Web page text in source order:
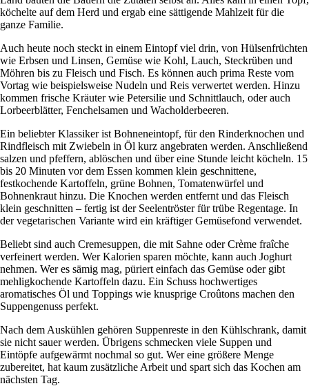
köchelte auf dem Herd und ergab eine sättigende Mahlzeit für die
ganze Familie.
Auch heute noch steckt in einem Eintopf viel drin, von Hülsenfrüchten
wie Erbsen und Linsen, Gemüse wie Kohl, Lauch, Steckrüben und
Möhren bis zu Fleisch und Fisch. Es können auch prima Reste vom
Vortag wie beispielsweise Nudeln und Reis verwertet werden. Hinzu
kommen frische Kräuter wie Petersilie und Schnittlauch, oder auch
Lorbeerblätter, Fenchelsamen und Wacholderbeeren.
Ein beliebter Klassiker ist Bohneneintopf, für den Rinderknochen und
Rindfleisch mit Zwiebeln in Öl kurz angebraten werden. Anschließend
salzen und pfeffern, ablöschen und über eine Stunde leicht köcheln. 15
bis 20 Minuten vor dem Essen kommen klein geschnittene,
festkochende Kartoffeln, grüne Bohnen, Tomatenwürfel und
Bohnenkraut hinzu. Die Knochen werden entfernt und das Fleisch
klein geschnitten – fertig ist der Seelentröster für trübe Regentage. In
der vegetarischen Variante wird ein kräftiger Gemüsefond verwendet.
Beliebt sind auch Cremesuppen, die mit Sahne oder Crème fraîche
verfeinert werden. Wer Kalorien sparen möchte, kann auch Joghurt
nehmen. Wer es sämig mag, püriert einfach das Gemüse oder gibt
mehligkochende Kartoffeln dazu. Ein Schuss hochwertiges
aromatisches Öl und Toppings wie knusprige Croûtons machen den
Suppengenuss perfekt.
Nach dem Auskühlen gehören Suppenreste in den Kühlschrank, damit
sie nicht sauer werden. Übrigens schmecken viele Suppen und
Eintöpfe aufgewärmt nochmal so gut. Wer eine größere Menge
zubereitet, hat kaum zusätzliche Arbeit und spart sich das Kochen am
nächsten Tag.